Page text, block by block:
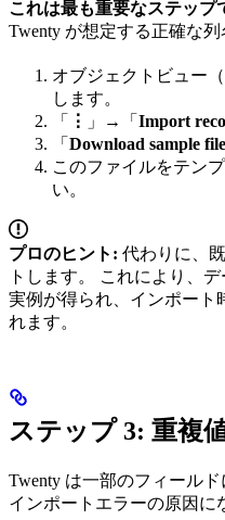
これは最も重要なステップ
Twenty が想定する正確な
オブジェクトビュー（
します。
「
⋮ 」→「 Import
「 Download sample file
このファイルをテン
い。
プロのヒント: 代わりに、
トします。 これにより、
実例が得られ、インポート
れます。
ステップ 3: 重複
Twenty は一部のフィール
インポートエラーの原因に